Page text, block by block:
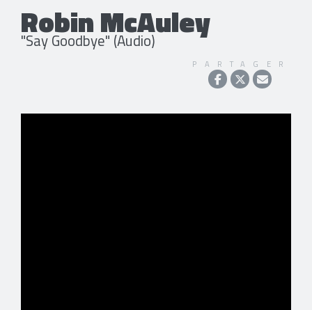
Robin McAuley
"Say Goodbye" (Audio)
PARTAGER